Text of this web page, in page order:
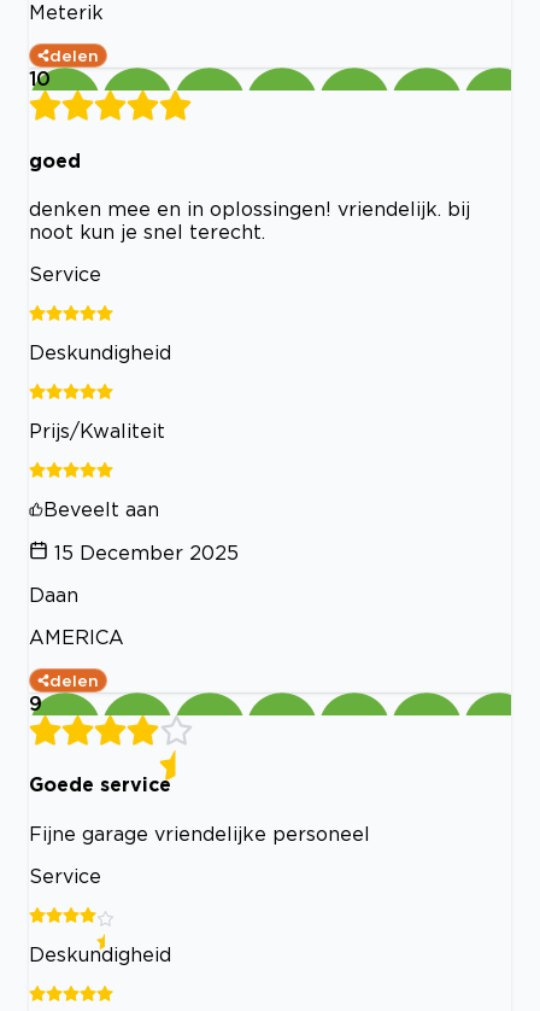
Meterik
delen
10
goed
denken mee en in oplossingen! vriendelijk. bij
noot kun je snel terecht.
Service
Deskundigheid
Prijs/Kwaliteit
Beveelt aan
15 December 2025
Daan
AMERICA
delen
9
Goede service
Fijne garage vriendelijke personeel
Service
Deskundigheid